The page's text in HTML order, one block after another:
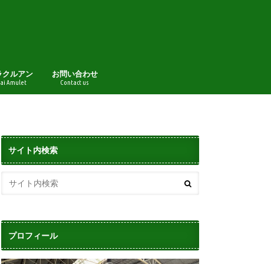
クルアン
Amulet
お問い合わせ
Contact us
サイト内検索
プロフィール